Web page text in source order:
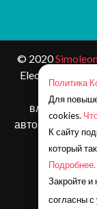
© 2020
Electronic Arts
являются
владельцев.
авторским
Наша
Канал на
Политика
Для
cookies.
К сайту
который
Подробнее.
Закройте и
согласны